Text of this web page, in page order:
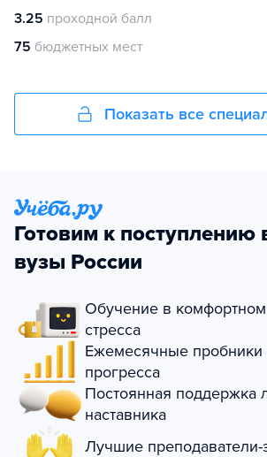
3.25 проходной балл
75 бюджетных мест
Показать все
Готовим к поступлению
вузы России
Обучение в
стресса
Ежемесячные пробники
прогресса
Постоянная поддержка
наставника
Лучшие